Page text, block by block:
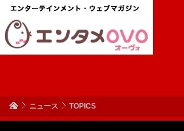
ニュース TOPICS